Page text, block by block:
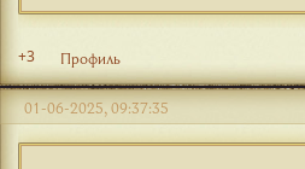
+3 Профиль
01-06-2025, 09:37:35